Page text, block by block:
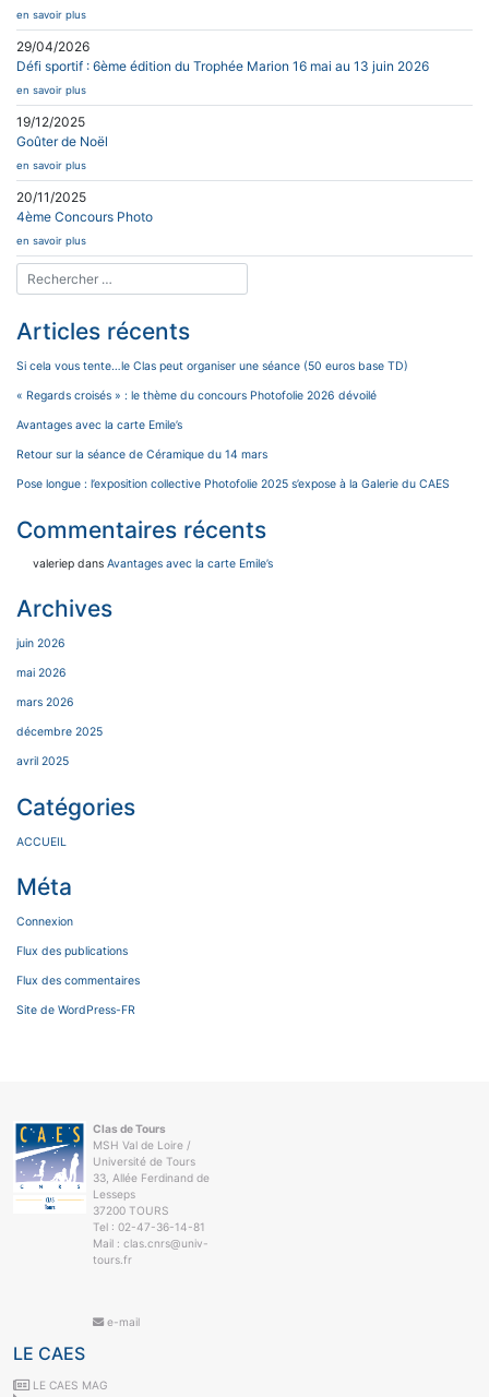
en savoir plus
29/04/2026
Défi sportif : 6ème édition du Trophée Marion 16 mai au 13 juin 2026
en savoir plus
19/12/2025
Goûter de Noël
en savoir plus
20/11/2025
4ème Concours Photo
en savoir plus
Articles récents
Si cela vous tente…le Clas peut organiser une séance (50 euros base TD)
« Regards croisés » : le thème du concours Photofolie 2026 dévoilé
Avantages avec la carte Emile’s
Retour sur la séance de Céramique du 14 mars
Pose longue : l’exposition collective Photofolie 2025 s’expose à la Galerie du CAES
Commentaires récents
valeriep dans Avantages avec la carte Emile’s
Archives
juin 2026
mai 2026
mars 2026
décembre 2025
avril 2025
Catégories
ACCUEIL
Méta
Connexion
Flux des publications
Flux des commentaires
Site de WordPress-FR
Clas de Tours
MSH Val de Loire /
Université de Tours
33, Allée Ferdinand de
Lesseps
37200 TOURS
Tel : 02-47-36-14-81
Mail : clas.cnrs@univ-
tours.fr
e-mail
LE CAES
LE CAES MAG